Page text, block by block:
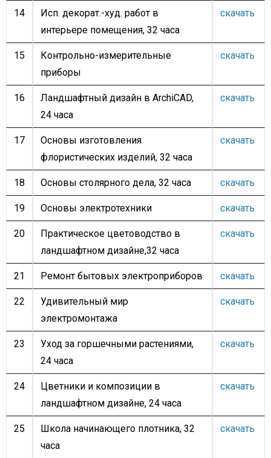
14
Исп. декорат.-худ. работ в
интерьере помещения, 32 часа
скачать
15
Контрольно-измерительные
приборы
скачать
16
Ландшафтный дизайн в ArchiCAD,
24 часа
скачать
17
Основы изготовления
флористических изделий, 32 часа
скачать
18 Основы столярного дела, 32 часа скачать
19 Основы электротехники скачать
20
Практическое цветоводство в
ландшафтном дизайне,32 часа
скачать
21 Ремонт бытовых электроприборов скачать
22
Удивительный мир
электромонтажа
скачать
23
Уход за горшечными растениями,
24 часа
скачать
24
Цветники и композиции в
ландшафтном дизайне, 24 часа
скачать
25
Школа начинающего плотника, 32
часа
скачать